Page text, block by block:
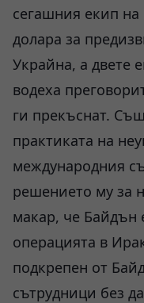
сегашния екип
долара за
Украйна, а двете
водеха
ги прекъснат.
практиката на
международния
решението му за
макар, че Байдън
операцията в
подкрепен от
сътрудници без